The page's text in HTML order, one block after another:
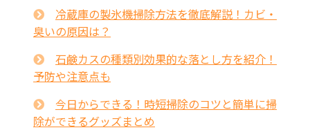
冷蔵庫の製氷機掃除方法を徹底解説！カビ・
臭いの原因は？
石鹸カスの種類別効果的な落とし方を紹介！
予防や注意点も
今日からできる！時短掃除のコツと簡単に掃
除ができるグッズまとめ